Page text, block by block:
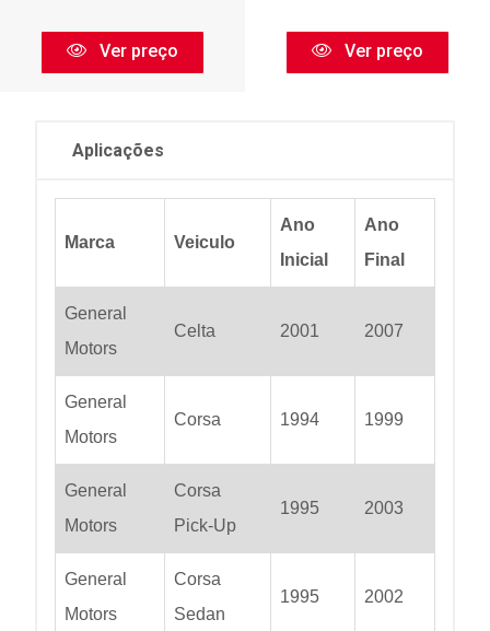
Ver preço Ver preço
Aplicações
Marca Veiculo
Ano
Inicial
Ano
Final
General
Motors
Celta 2001 2007
General
Motors
Corsa 1994 1999
General
Motors
Corsa
Pick-Up
1995 2003
General
Motors
Corsa
Sedan
1995 2002